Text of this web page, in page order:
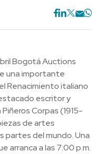
Bogotá Auctions
una importante
Renacimiento italiano
escritor y
Corpas (1915-
de artes
partes del mundo. Una
arranca a las 7:00 p.m.